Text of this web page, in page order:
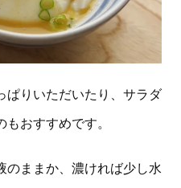
ぱりいただいたり、サラダ
おすすめです。
のままか、濃ければ少し水